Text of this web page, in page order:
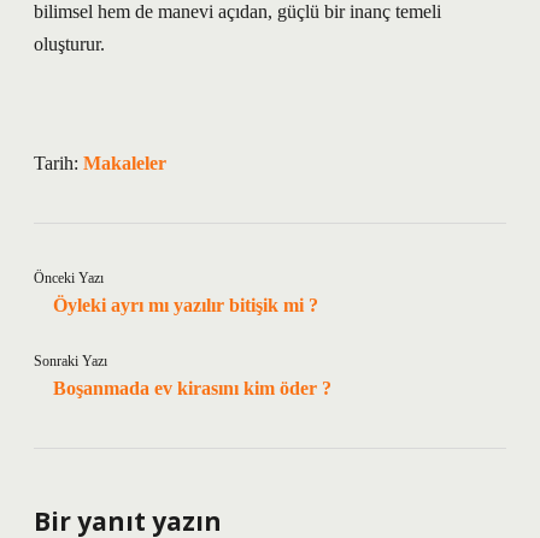
bilimsel hem de manevi açıdan, güçlü bir inanç temeli
oluşturur.
Tarih: Makaleler
Önceki Yazı
Öyleki ayrı mı yazılır bitişik mi ?
Sonraki Yazı
Boşanmada ev kirasını kim öder ?
Bir yanıt yazın